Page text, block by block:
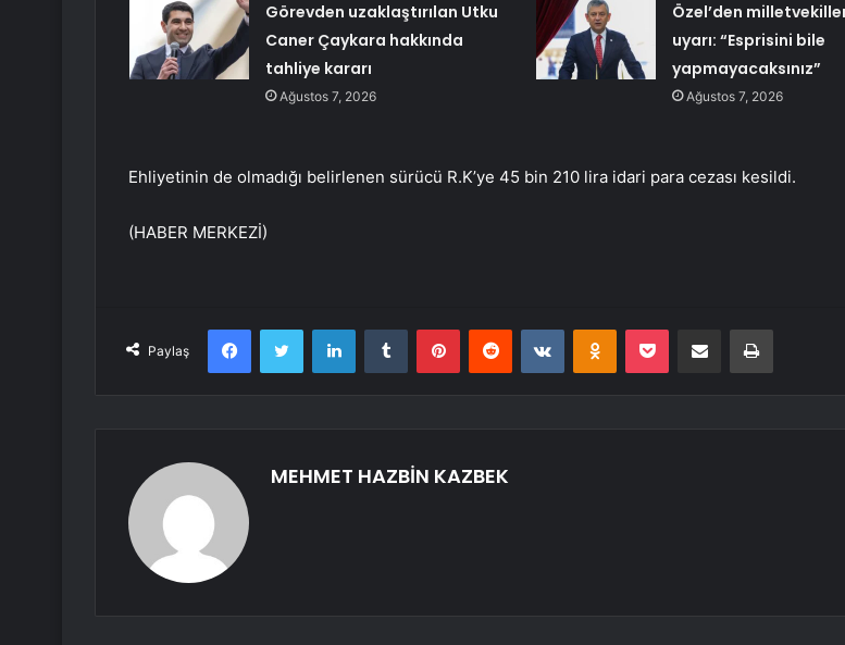
Görevden uzaklaştırılan Utku
Caner Çaykara hakkında
tahliye kararı
Ağustos 7, 2026
Özel’den
uyarı: “Esprisini bile
yapmayacaksınız”
Ağustos 7, 2026
Ehliyetinin de olmadığı belirlenen sürücü R.K’ye 45 bin 210 lira idari para cezası kesildi.
(HABER MERKEZİ)
Paylaş
FacebookTwitter LinkedInTumblr PinterestReddit VKontakteOdnoklassniki
Pocket E-Posta ile paylaş Yazdır
MEHMET HAZBİN KAZBEK